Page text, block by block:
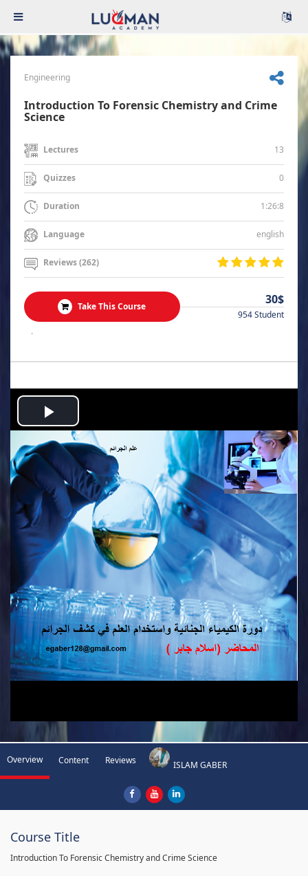
Engineering
Introduction To Forensic Chemistry and Crime
Science
Lectures 13
Quizzes 0
Duration 1:26:8
Language english
Reviews (262)
Take This Course 30$
954 Student
.
Play
Video
Overview Content Reviews ISLAM GABER
Course Title
Introduction To Forensic Chemistry and Crime Science